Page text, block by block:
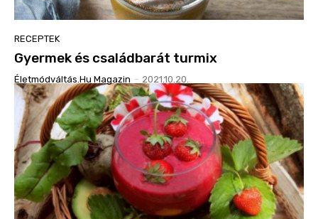
RECEPTEK
Gyermek és családbarát turmix
Életmódváltás.hu Magazin - 2021.10.20.